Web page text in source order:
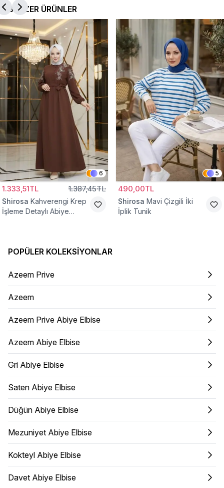
BENZER ÜRÜNLER
6
1.333,51TL 1.387,45TL
Shirosa Kahverengi Krep
İşleme Detaylı Abiye
5
490,00TL
Shirosa Mavi Çizgili İki
İplik Tunik
POPÜLER KOLEKSIYONLAR
Azeem Prive
Azeem
Azeem Prive Abiye Elbise
Azeem Abiye Elbise
Gri Abiye Elbise
Saten Abiye Elbise
Düğün Abiye Elbise
Mezuniyet Abiye Elbise
Kokteyl Abiye Elbise
Davet Abiye Elbise